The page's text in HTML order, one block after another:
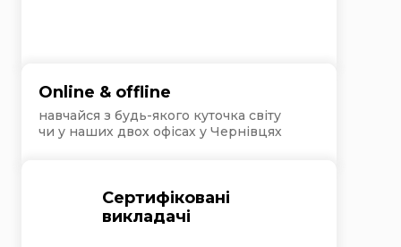
Сертифіковані
викладачі
Online & offline
навчайся з будь-якого куточка світу
чи у наших двох офісах у Чернівцях